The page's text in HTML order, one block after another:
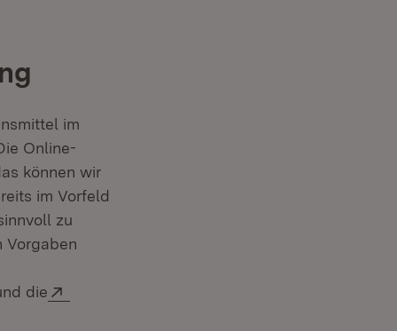
im
Online-
können wir
im Vorfeld
zu
Vorgaben
die